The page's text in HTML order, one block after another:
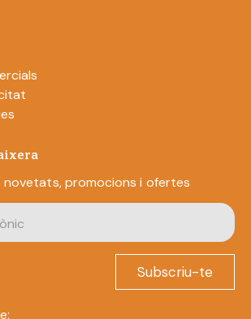
novetats, promocions i ofertes
Subscriu-te